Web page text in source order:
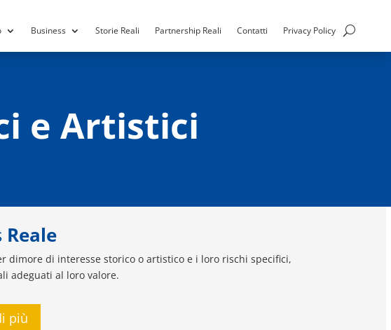
Business Storie Reali Partnership Reali Contatti Privacy Policy
e Artistici
Reale
dimore di interesse storico o artistico e i loro rischi specifici,
adeguati al loro valore.
più